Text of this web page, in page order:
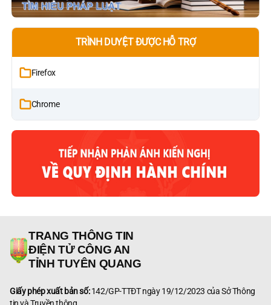
TRÌNH DUYỆT ĐƯỢC HỖ TRỢ
Firefox
Chrome
TRANG THÔNG TIN
ĐIỆN TỬ CÔNG AN
TỈNH TUYÊN QUANG
Giấy phép xuất bản số:142/GP-TTĐT ngày 19/12/2023 của Sở Thông
tin và Truyền thông.